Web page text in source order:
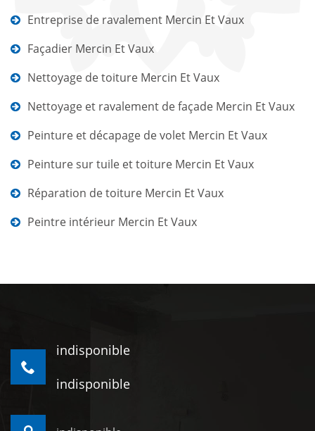
Entreprise de ravalement Mercin Et Vaux
Façadier Mercin Et Vaux
Nettoyage de toiture Mercin Et Vaux
Nettoyage et ravalement de façade Mercin Et Vaux
Peinture et décapage de volet Mercin Et Vaux
Peinture sur tuile et toiture Mercin Et Vaux
Réparation de toiture Mercin Et Vaux
Peintre intérieur Mercin Et Vaux
indisponible
indisponible